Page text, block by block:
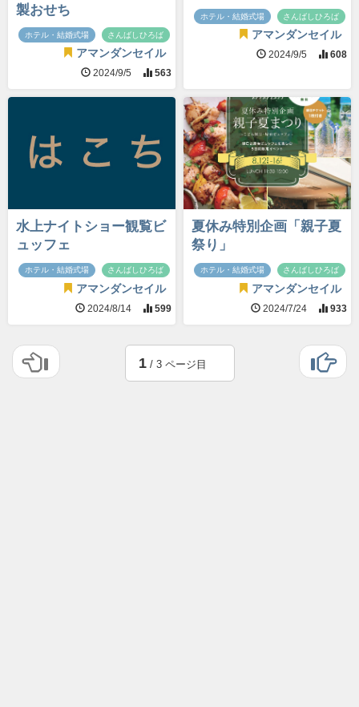
製おせち
ホテル・結婚式場 さんばしひろば
アマンダンセイル
2024/9/5 563
ホテル・結婚式場 さんばしひろば
アマンダンセイル
2024/9/5 608
水上ナイトショー観覧ビ
ュッフェ
ホテル・結婚式場 さんばしひろば
アマンダンセイル
2024/8/14 599
夏休み特別企画「親子夏
祭り」
ホテル・結婚式場 さんばしひろば
アマンダンセイル
2024/7/24 933
1/ 3 ページ目